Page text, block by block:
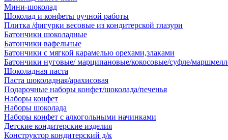
Мини-шоколад
Шоколад и конфеты ручной работы
Плитка /фигурки весовые из кондитерской глазури
Батончики шоколадные
Батончики вафельные
Батончики с мягкой карамелью орехами,злаками
Батончики нуговые/ марципановые/кокосовые/суфле/
Шоколадная паста
Паста шоколадная/арахисовая
Подарочные наборы конфет/шоколада/печенья
Наборы конфет
Наборы шоколада
Наборы конфет с алкогольными начинками
Детские кондитерские изделия
Конструктор кондитерский д/к